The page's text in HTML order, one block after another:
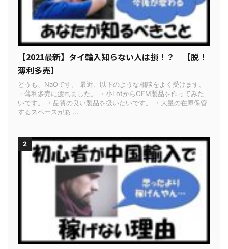
【2021最新】タイ輸入知らない人は損！？ 【脱！
薄利多売】
どうも、NaOです。 最近、以下のような相談をよく受けます。
・薄利多売に疲れました。 ・小LotからOEM製品を作ってみた
いです。 ・品質の良い製品を扱いたいです。 ・大量の在庫保管
するスペースがあ ...
2